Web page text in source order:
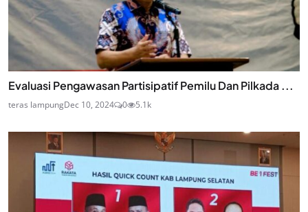
Evaluasi Pengawasan Partisipatif Pemilu Dan Pilkada ...
teras lampungDec 10, 2024 0 5.1k